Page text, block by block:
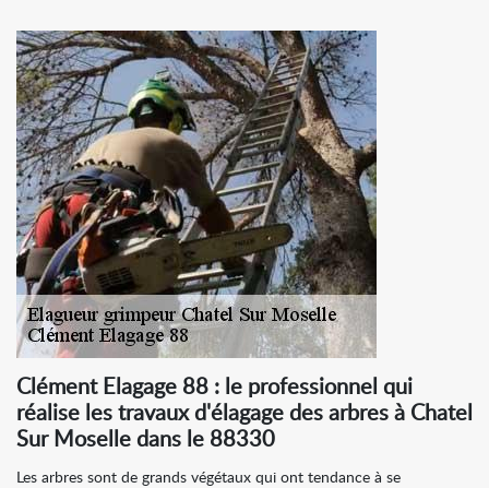
Clément Elagage 88 : le professionnel qui
réalise les travaux d'élagage des arbres à Chatel
Sur Moselle dans le 88330
Les arbres sont de grands végétaux qui ont tendance à se